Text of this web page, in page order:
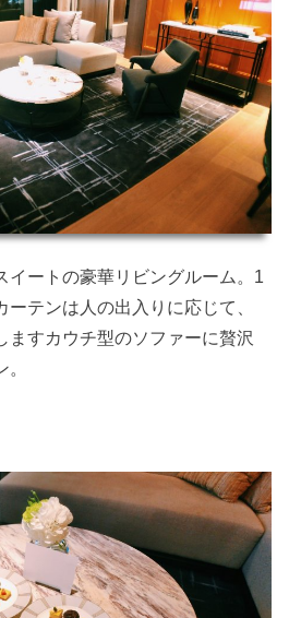
イートの豪華リビングルーム。1
テンは人の出入りに応じて、
ますカウチ型のソファーに贅沢